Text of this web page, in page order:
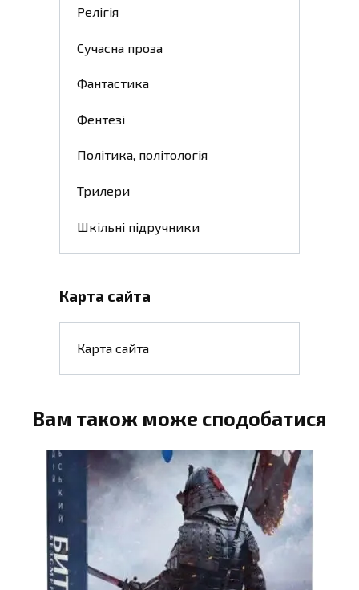
Релігія
Сучасна проза
Фантастика
Фентезі
Політика, політологія
Трилери
Шкільні підручники
Карта сайта
Карта сайта
Вам також може сподобатися